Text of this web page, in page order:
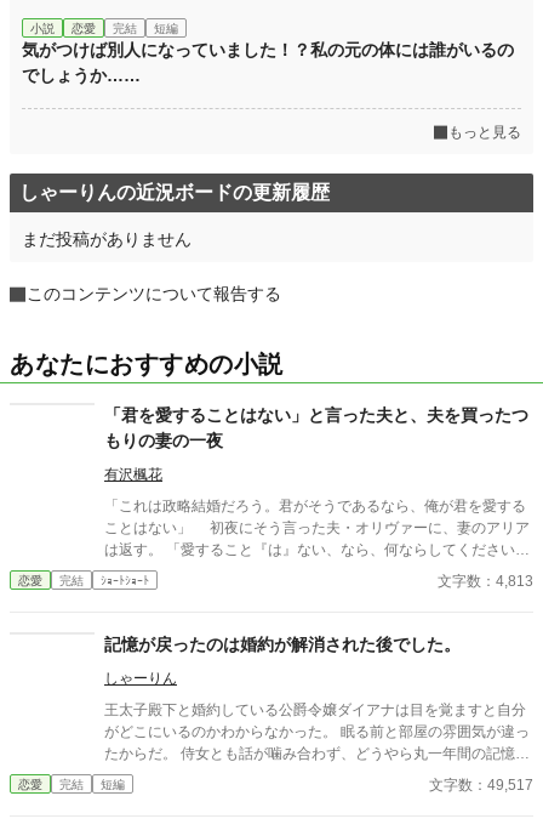
小説 恋愛 完結 短編
気がつけば別人になっていました！？私の元の体には誰がいるの
でしょうか……
もっと見る
しゃーりんの近況ボードの更新履歴
まだ投稿がありません
このコンテンツについて報告する
あなたにおすすめの小説
「君を愛することはない」と言った夫と、夫を買ったつ
もりの妻の一夜
有沢楓花
「これは政略結婚だろう。君がそうであるなら、俺が君を愛する
ことはない」 初夜にそう言った夫・オリヴァーに、妻のアリア
は返す。 「愛すること『は』ない、なら、何ならしてくださいま
す？」 お互い、相手がやけで自分と結婚したと思っていた夫婦
の一夜。 ※ふんわり設定です。 ※この話は他サイトにも公開して
恋愛 完結 ｼｮｰﾄｼｮｰﾄ 文字数：4,813
記憶が戻ったのは婚約が解消された後でした。
しゃーりん
王太子殿下と婚約している公爵令嬢ダイアナは目を覚ますと自分
がどこにいるのかわからなかった。 眠る前と部屋の雰囲気が違っ
たからだ。 侍女とも話が噛み合わず、どうやら丸一年間の記憶が
ダイアナにはなかった。 ダイアナが記憶にないその一年の間に、
王太子殿下との婚約は解消されており、別の男性と先日婚約した
恋愛 完結 短編 文字数：49,517